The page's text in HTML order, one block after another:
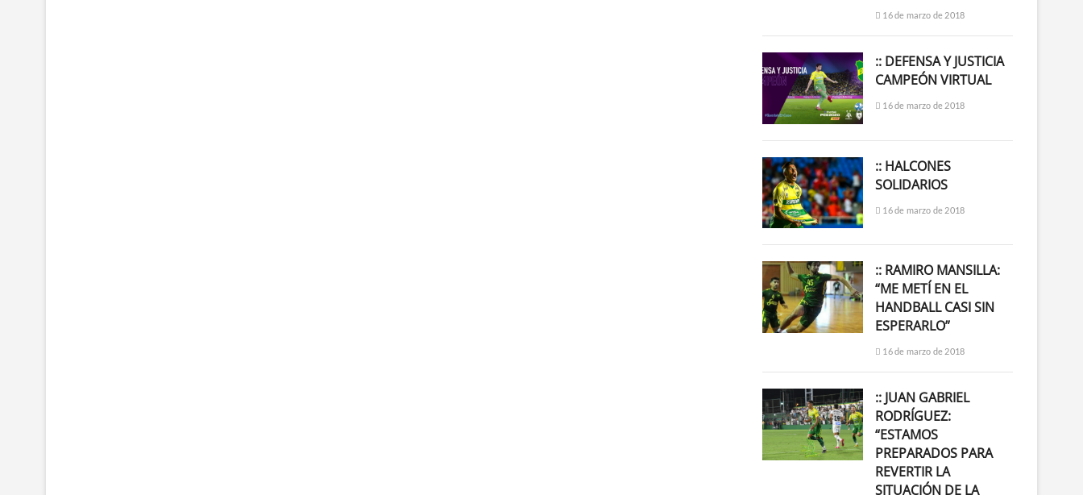
16 de marzo de 2018
:: DEFENSA Y JUSTICIA
CAMPEÓN VIRTUAL
16 de marzo de 2018
:: HALCONES
SOLIDARIOS
16 de marzo de 2018
:: RAMIRO MANSILLA:
“ME METÍ EN EL
HANDBALL CASI SIN
ESPERARLO”
16 de marzo de 2018
:: JUAN GABRIEL
RODRÍGUEZ:
“ESTAMOS
PREPARADOS PARA
REVERTIR LA
SITUACIÓN DE LA